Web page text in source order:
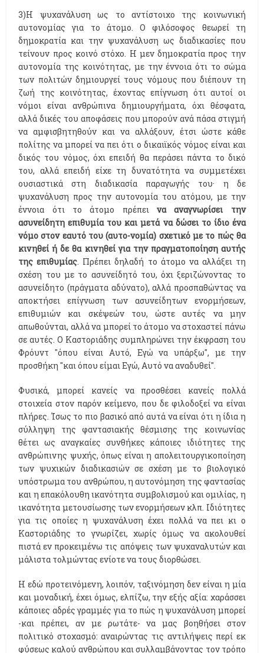
3)Η ψυχανάλυση ως το αντίστοιχο της κοινωνική
αυτονομίας για το άτομο. Ο φιλόσοφος θεωρεί τη
δημοκρατία και την ψυχανάλυση ως διαδικασίες που
τείνουν προς κοινό στόχο. Η μεν δημοκρατία προς την
αυτονομία της κοινότητας, με την έννοια ότι το σώμα
των πολιτών δημιουργεί τους νόμους που διέπουν τη
ζωή της κοινότητας, έχοντας επίγνωση ότι αυτοί οι
νόμοι είναι ανθρώπινα δημιουργήματα, όχι θέσφατα,
αλλά δικές του αποφάσεις που μπορούν ανά πάσα στιγμή
να αμφισβητηθούν και να αλλάξουν, έτσι ώστε κάθε
πολίτης να μπορεί να πει ότι ο δικαιϊκός νόμος είναι και
δικός του νόμος, όχι επειδή θα περάσει πάντα το δικό
του, αλλά επειδή είχε τη δυνατότητα να συμμετέχει
ουσιαστικά στη διαδικασία παραγωγής του· η δε
ψυχανάλυση προς την αυτονομία του ατόμου, με την
έννοια ότι το άτομο πρέπεινα αναγνωρίσει την
ασυνείδητη επιθυμία του και μετά να δώσει το ίδιο ένα
νόμο στον εαυτό του (αυτο-νομία) σχετικό με το πώς θα
κινηθεί ή δε θα κινηθεί για την πραγματοποίηση αυτής
της επιθυμίας. Πρέπει δηλαδή το άτομο να αλλάξει τη
σχέση του με το ασυνείδητό του, όχι ξεριζώνοντας το
ασυνείδητο (πράγματα αδύνατο), αλλά προσπαθώντας να
αποκτήσει επίγνωση των ασυνείδητων ενορμήσεων,
επιθυμιών και σκέψεών του, ώστε αυτές να μην
απωθούνται, αλλά να μπορεί το άτομο να στοχαστεί πάνω
σε αυτές. Ο Καστοριάδης συμπληρώνει την έκφραση του
Φρόυντ "όπου είναι Αυτό, Εγώ να υπάρξω", με την
προσθήκη "και όπου είμαι Εγώ, Αυτό να αναδυθεί".
Φυσικά, μπορεί κανείς να προσθέσει κανείς πολλά
στοιχεία στον παρόν κείμενο, που δε φιλοδοξεί να είναι
πλήρες. Ίσως το πιο βασικό από αυτά να είναι ότι η ίδια η
σύλληψη της φαντασιακής θέσμισης της κοινωνίας
θέτει ως αναγκαίες συνθήκες κάποιες ιδιότητες της
ανθρώπινης ψυχής, όπως είναι η απολειτουργικοποίηση
των ψυχικών διαδικασιών σε σχέση με το βιολογικό
υπόστρωμα του ανθρώπου, η αυτονόμηση της φαντασίας
και η επακόλουθη ικανότητα συμβολισμού και ομιλίας, η
ικανότητα μετουσίωσης των ενορμήσεων κλπ. Ιδιότητες
για τις οποίες η ψυχανάλυση έχει πολλά να πει κι ο
Καστοριάδης το γνωρίζει, χωρίς όμως να ακολουθεί
πιστά εν προκειμένω τις απόψεις των ψυχαναλυτών και
μάλιστα τολμώντας ενίοτε να τους διορθώσει.
Η εδώ προτεινόμενη, λοιπόν, ταξινόμηση δεν είναι η μία
και μοναδική, έχει όμως, ελπίζω, την εξής αξία: χαράσσει
κάποιες αδρές γραμμές για το πώς η ψυχανάλυση μπορεί
-και πρέπει, αν με ρωτάτε- να μας βοηθήσει στον
πολιτικό στοχασμό: αναιρώντας τις αντιλήψεις περί εκ
φύσεως καλού ανθρώπου και συλλαμβάνοντας τον τρόπο